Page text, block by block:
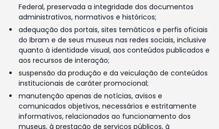
Federal, preservada a integridade dos documentos
administrativos, normativos e históricos;
adequação dos portais, sites temáticos e perfis oficiais
do Ibram e de seus museus nas redes sociais, inclusive
quanto à identidade visual, aos conteúdos publicados e
aos recursos de interação;
suspensão da produção e da veiculação de conteúdos
institucionais de caráter promocional;
manutenção apenas de notícias, avisos e
comunicados objetivos, necessários e estritamente
informativos, relacionados ao funcionamento dos
museus, à prestação de serviços públicos, à